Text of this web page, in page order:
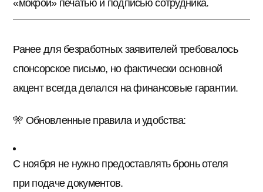
«мокрой» печатью и подписью сотрудника.
Ранее для безработных заявителей требовалось
спонсорское письмо, но фактически основной
акцент всегда делался на финансовые гарантии.
🎌 Обновленные правила и удобства:
С ноября не нужно предоставлять бронь отеля
при подаче документов.